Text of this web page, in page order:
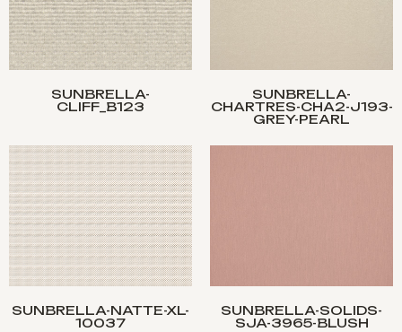
SUNBRELLA-
CLIFF_B123
SUNBRELLA-
CHARTRES-CHA2-J193-
GREY-PEARL
SUNBRELLA-NATTE-XL-
10037
SUNBRELLA-SOLIDS-
SJA-3965-BLUSH